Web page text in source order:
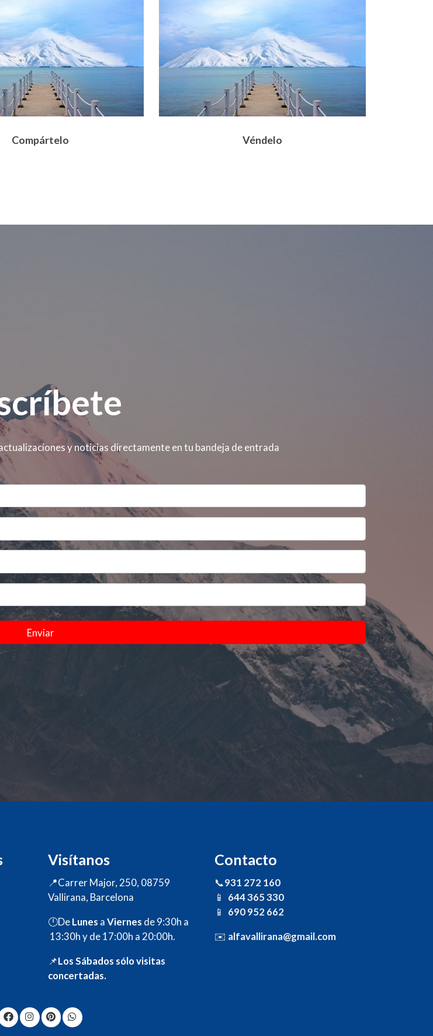
Compártelo Véndelo
y noticias directamente en tu bandeja de entrada
Enviar
Visítanos
📍Carrer Major, 250, 08759
Vallirana, Barcelona
🕛DeLunes aViernes de 9:30h a
13:30h y de 17:00h a 20:00h.
📌Los Sábados sólo visitas
concertadas.
Contacto
📞931 272 160
📱 644 365 330
📱 690 952 662
✉️ alfavallirana@gmail.com